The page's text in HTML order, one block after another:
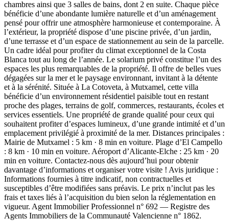
chambres ainsi que 3 salles de bains, dont 2 en suite. Chaque pièce
bénéficie d’une abondante lumière naturelle et d’un aménagement
pensé pour offrir une atmosphère harmonieuse et contemporaine. À
l’extérieur, la propriété dispose d’une piscine privée, d’un jardin,
d’une terrasse et d’un espace de stationnement au sein de la parcelle.
Un cadre idéal pour profiter du climat exceptionnel de la Costa
Blanca tout au long de l’année. Le solarium privé constitue l’un des
espaces les plus remarquables de la propriété. Il offre de belles vues
dégagées sur la mer et le paysage environnant, invitant à la détente
et à la sérénité. Située à La Cotoveta, à Mutxamel, cette villa
bénéficie d’un environnement résidentiel paisible tout en restant
proche des plages, terrains de golf, commerces, restaurants, écoles et
services essentiels. Une propriété de grande qualité pour ceux qui
souhaitent profiter d’espaces lumineux, d’une grande intimité et d’un
emplacement privilégié à proximité de la mer. Distances principales :
Mairie de Mutxamel : 5 km · 8 min en voiture. Plage d’El Campello
: 8 km · 10 min en voiture. Aéroport d’Alicante-Elche : 25 km · 20
min en voiture. Contactez-nous dès aujourd’hui pour obtenir
davantage d’informations et organiser votre visite ! Avis juridique :
Informations fournies à titre indicatif, non contractuelles et
susceptibles d’être modifiées sans préavis. Le prix n’inclut pas les
frais et taxes liés à l’acquisition du bien selon la réglementation en
vigueur. Agent Immobilier Professionnel n° 692 — Registre des
Agents Immobiliers de la Communauté Valencienne n° 1862.